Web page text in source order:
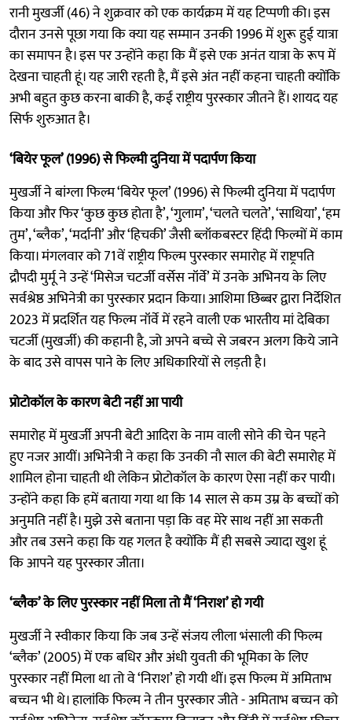
रानी मुखर्जी (46) ने शुक्रवार को एक कार्यक्रम में यह टिप्पणी की। इस
दौरान उनसे पूछा गया कि क्या यह सम्मान उनकी 1996 में शुरू हुई यात्रा
का समापन है। इस पर उन्होंने कहा कि मैं इसे एक अनंत यात्रा के रूप में
देखना चाहती हूं। यह जारी रहती है, मैं इसे अंत नहीं कहना चाहती क्योंकि
अभी बहुत कुछ करना बाकी है, कई राष्ट्रीय पुरस्कार जीतने हैं। शायद यह
सिर्फ शुरुआत है।
‘बियेर फूल’ (1996) से फिल्मी दुनिया में पदार्पण किया
मुखर्जी ने बांग्ला फिल्म ‘बियेर फूल’ (1996) से फिल्मी दुनिया में पदार्पण
किया और फिर ‘कुछ कुछ होता है’, ‘गुलाम’, ‘चलते चलते’, ‘साथिया’, ‘हम
तुम’, ‘ब्लैक’, ‘मर्दानी’ और ‘हिचकी’ जैसी ब्लॉकबस्टर हिंदी फिल्मों में काम
किया। मंगलवार को 71वें राष्ट्रीय फिल्म पुरस्कार समारोह में राष्ट्रपति
द्रौपदी मुर्मू ने उन्हें ‘मिसेज चटर्जी वर्सेस नॉर्वे’ में उनके अभिनय के लिए
सर्वश्रेष्ठ अभिनेत्री का पुरस्कार प्रदान किया। आशिमा छिब्बर द्वारा निर्देशित
2023 में प्रदर्शित यह फिल्म नॉर्वे में रहने वाली एक भारतीय मां देबिका
चटर्जी (मुखर्जी) की कहानी है, जो अपने बच्चे से जबरन अलग किये जाने
के बाद उसे वापस पाने के लिए अधिकारियों से लड़ती है।
प्रोटोकॉल के कारण बेटी नहीं आ पायी
समारोह में मुखर्जी अपनी बेटी आदिरा के नाम वाली सोने की चेन पहने
हुए नजर आयीं। अभिनेत्री ने कहा कि उनकी नौ साल की बेटी समारोह में
शामिल होना चाहती थी लेकिन प्रोटोकॉल के कारण ऐसा नहीं कर पायी।
उन्होंने कहा कि हमें बताया गया था कि 14 साल से कम उम्र के बच्चों को
अनुमति नहीं है। मुझे उसे बताना पड़ा कि वह मेरे साथ नहीं आ सकती
और तब उसने कहा कि यह गलत है क्योंकि मैं ही सबसे ज्यादा खुश हूं
कि आपने यह पुरस्कार जीता।
‘ब्लैक’ के लिए पुरस्कार नहीं मिला तो मैं ‘निराश’ हो गयी
मुखर्जी ने स्वीकार किया कि जब उन्हें संजय लीला भंसाली की फिल्म
‘ब्लैक’ (2005) में एक बधिर और अंधी युवती की भूमिका के लिए
पुरस्कार नहीं मिला था तो वे ‘निराश’ हो गयी थीं। इस फिल्म में अमिताभ
बच्चन भी थे। हालांकि फिल्म ने तीन पुरस्कार जीते - अमिताभ बच्चन को